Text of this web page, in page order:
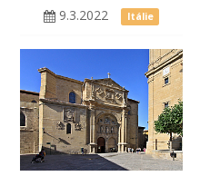
9.3.2022 Itálie